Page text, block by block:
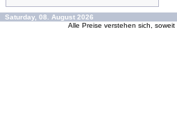
Saturday, 08. August 2026
Alle Preise verstehen sich,